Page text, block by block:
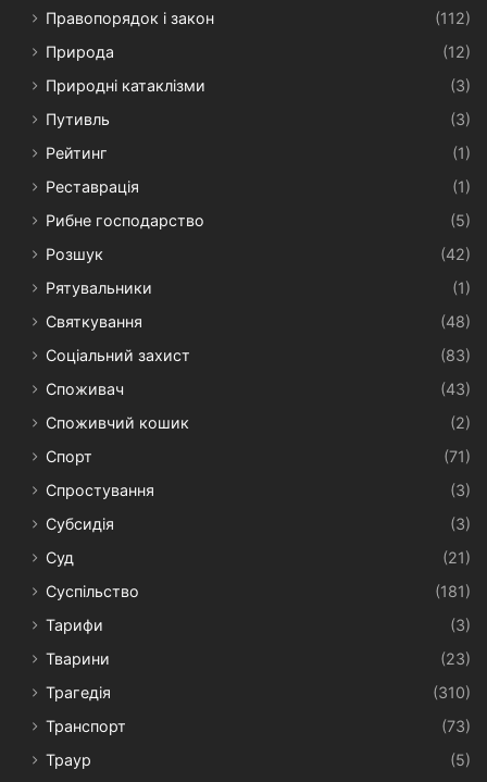
Правопорядок і закон
(112)
Природа
(12)
Природні катаклізми
(3)
Путивль
(3)
Рейтинг
(1)
Реставрація
(1)
Рибне господарство
(5)
Розшук
(42)
Рятувальники
(1)
Святкування
(48)
Соціальний захист
(83)
Споживач
(43)
Споживчий кошик
(2)
Спорт
(71)
Спростування
(3)
Субсидія
(3)
Суд
(21)
Суспільство
(181)
Тарифи
(3)
Тварини
(23)
Трагедія
(310)
Транспорт
(73)
Траур
(5)